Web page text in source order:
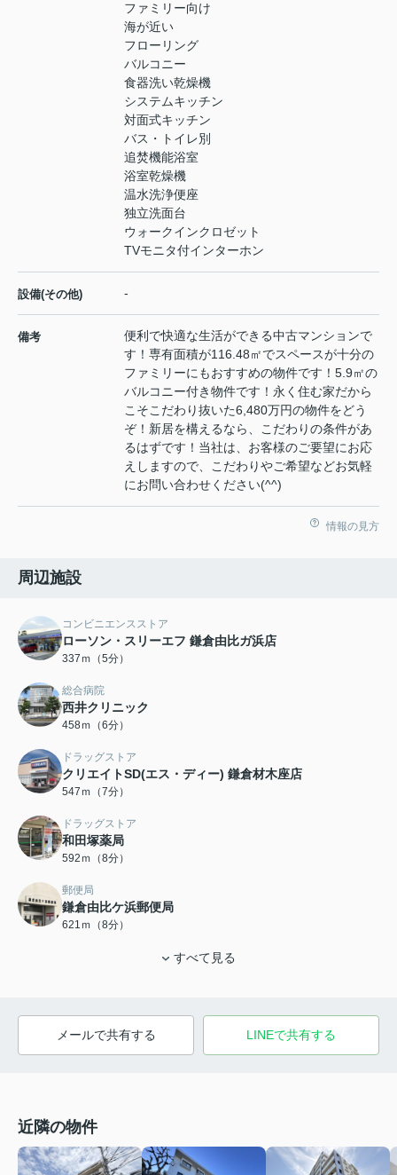
ファミリー向け
海が近い
フローリング
バルコニー
食器洗い乾燥機
システムキッチン
対面式キッチン
バス・トイレ別
追焚機能浴室
浴室乾燥機
温水洗浄便座
独立洗面台
ウォークインクロゼット
TVモニタ付インターホン
設備(その他) -
備考
便利で快適な生活ができる中古マンションで
す！専有面積が116.48㎡でスペースが十分の
ファミリーにもおすすめの物件です！5.9㎡の
バルコニー付き物件です！永く住む家だから
こそこだわり抜いた6,480万円の物件をどう
ぞ！新居を構えるなら、こだわりの条件があ
るはずです！当社は、お客様のご要望にお応
えしますので、こだわりやご希望などお気軽
にお問い合わせください(^^)
情報の見方
周辺施設
コンビニエンスストア
ローソン・スリーエフ 鎌倉由比ガ浜店
337ｍ（5分）
総合病院
西井クリニック
458ｍ（6分）
ドラッグストア
クリエイトSD(エス・ディー) 鎌倉材木座店
547ｍ（7分）
ドラッグストア
和田塚薬局
592ｍ（8分）
郵便局
鎌倉由比ケ浜郵便局
621ｍ（8分）
すべて見る
メールで共有する LINEで共有する
近隣の物件